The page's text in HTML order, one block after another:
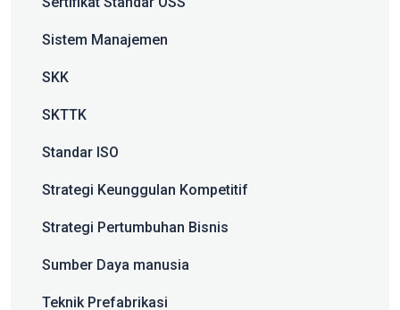
Sistem Manajemen
SKK
SKTTK
Standar ISO
Strategi Keunggulan Kompetitif
Strategi Pertumbuhan Bisnis
Sumber Daya manusia
Teknik Prefabrikasi